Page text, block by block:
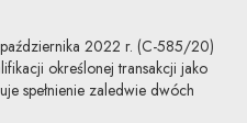
2022 r. (C-585/20)
określonej transakcji jako
spełnienie zaledwie dwóch